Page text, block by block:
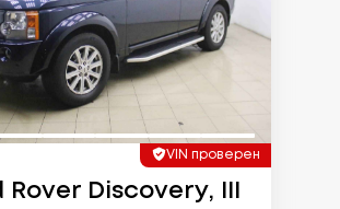
VIN проверен
Rover Discovery, III